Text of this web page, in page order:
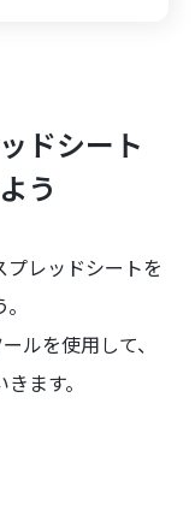
ドシート
う
レッドシートを
ルを使用して、
ます。